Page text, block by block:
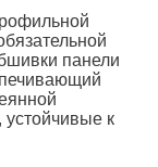
панели
устойчивые к